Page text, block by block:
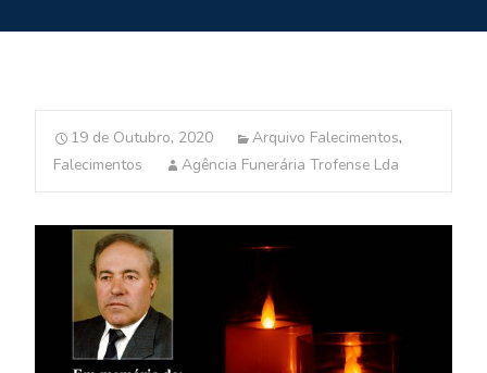
19 de Outubro, 2020 Arquivo Falecimentos,
Falecimentos
Agência Funerária Trofense Lda